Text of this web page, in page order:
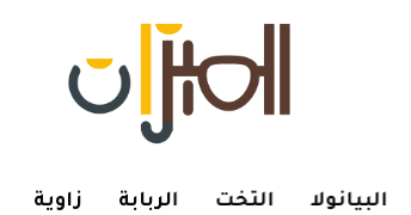
البيانولا التخت الربابة زاوية